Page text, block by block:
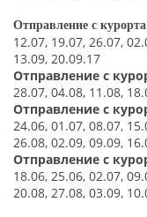
Отправление с курорта
12.07, 19.07, 26.07,
13.09, 20.09.17
Отправление с
28.07, 04.08, 11.08,
Отправление с
24.06, 01.07, 08.07,
26.08, 02.09, 09.09,
Отправление с
18.06, 25.06, 02.07,
20.08, 27.08, 03.09,